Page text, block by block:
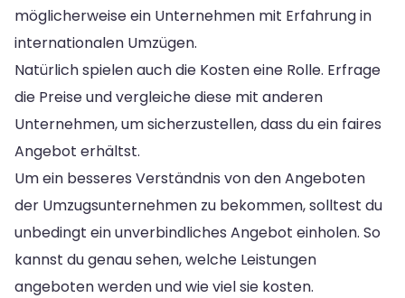
möglicherweise ein Unternehmen mit Erfahrung in
internationalen Umzügen.
Natürlich spielen auch die Kosten eine Rolle. Erfrage
die Preise und vergleiche diese mit anderen
Unternehmen, um sicherzustellen, dass du ein faires
Angebot erhältst.
Um ein besseres Verständnis von den Angeboten
der Umzugsunternehmen zu bekommen, solltest du
unbedingt ein unverbindliches Angebot einholen. So
kannst du genau sehen, welche Leistungen
angeboten werden und wie viel sie kosten.